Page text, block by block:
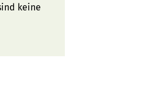
keine